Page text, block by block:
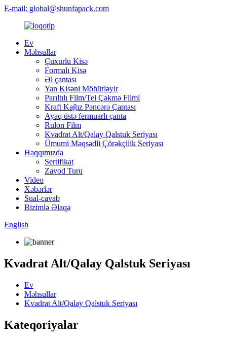
E-mail: global@shunfapack.com
Ev
Məhsullar
Çuxurlu Kisə
Formalı Kisə
Əl çantası
Yan Kisəni Möhürləyir
Parıltılı Film/Tel Çəkmə Filmi
Kraft Kağız Pəncərə Çantası
Ayaq üstə fermuarlı çanta
Rulon Film
Kvadrat Alt/Qalay Qalstuk Seriyası
Ümumi Məqsədli Çörəkçilik Seriyası
Haqqımızda
Sertifikat
Zavod Turu
Video
Xəbərlər
Sual-cavab
Bizimlə Əlaqə
English
Kvadrat Alt/Qalay Qalstuk Seriyası
Ev
Məhsullar
Kvadrat Alt/Qalay Qalstuk Seriyası
Kateqoriyalar